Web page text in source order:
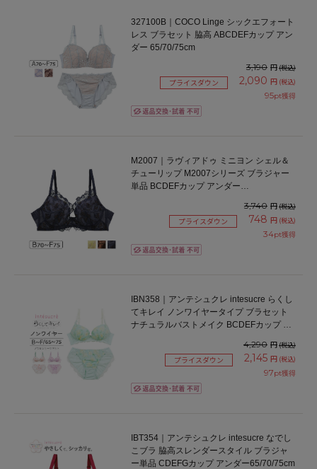
327100B｜COCO Linge シックエフォート
レス ブラセット 脇高 ABCDEFカップ アン
ダー 65/70/75cm
3,190 円(税込)
プライスダウン 2,090 円 (税込)
95pt獲得
M2007｜ラヴィアドゥ ミニヨン シェル＆
チューリップ M2007シリーズ ブラジャー
単品 BCDEFカップ アンダー
3,740 円(税込)
プライスダウン 748 円 (税込)
34pt獲得
IBN358｜アンテシュクレ intesucre らくし
てキレイ ノンワイヤータイプ ブラセット
ナチュラルバストメイク BCDEFカップ ア
4,290 円(税込)
プライスダウン 2,145 円 (税込)
97pt獲得
IBT354｜アンテシュクレ intesucre なでし
こブラ 脇高スレンダースタイル ブラジャ
ー単品 CDEFGカップ アンダー65/70/75cm